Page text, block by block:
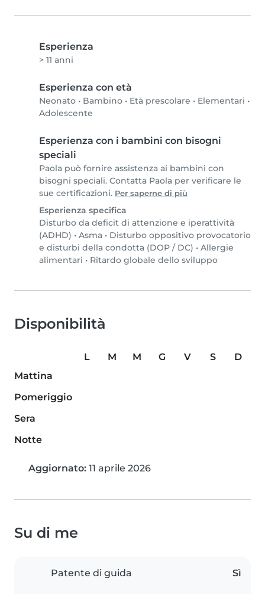
Esperienza
> 11 anni
Esperienza con età
Neonato • Bambino • Età prescolare • Elementari •
Adolescente
Esperienza con i bambini con bisogni
speciali
Paola può fornire assistenza ai bambini con
bisogni speciali. Contatta Paola per verificare le
sue certificazioni. Per saperne di più
Esperienza specifica
Disturbo da deficit di attenzione e iperattività
(ADHD) • Asma • Disturbo oppositivo provocatorio
e disturbi della condotta (DOP / DC) • Allergie
alimentari • Ritardo globale dello sviluppo
Disponibilità
L M M G V S
D
Mattina
Pomeriggio
Sera
Notte
Aggiornato: 11 aprile 2026
Su di me
Patente di guida Sì